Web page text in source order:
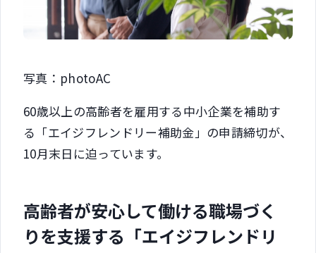
写真：photoAC
60歳以上の高齢者を雇用する中小企業を補助す
る「エイジフレンドリー補助金」の申請締切が、
10月末日に迫っています。
高齢者が安心して働ける職場づく
りを支援する「エイジフレンドリ